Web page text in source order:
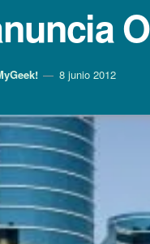
8 junio 2012